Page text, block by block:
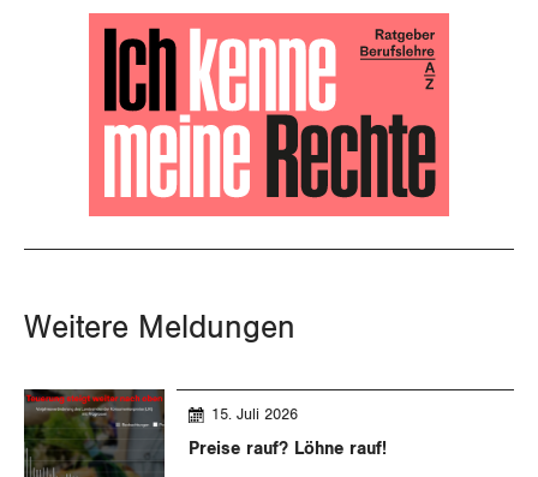
Weitere Meldungen
Preise rauf? Löhne rauf!
15. Juli 2026